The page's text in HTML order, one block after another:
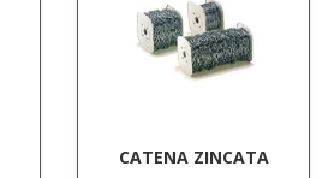
CATENA ZINCATA